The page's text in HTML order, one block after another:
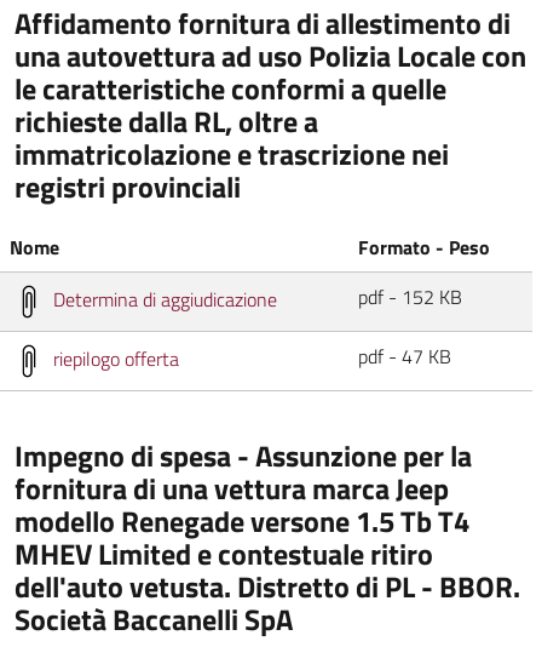
Affidamento fornitura di allestimento di
una autovettura ad uso Polizia Locale con
le caratteristiche conformi a quelle
richieste dalla RL, oltre a
immatricolazione e trascrizione nei
registri provinciali
Nome
Formato - Peso
Determina di aggiudicazione
pdf - 152 KB
riepilogo offerta pdf - 47 KB
Impegno di spesa - Assunzione per la
fornitura di una vettura marca Jeep
modello Renegade versone 1.5 Tb T4
MHEV Limited e contestuale ritiro
dell'auto vetusta. Distretto di PL - BBOR.
Società Baccanelli SpA